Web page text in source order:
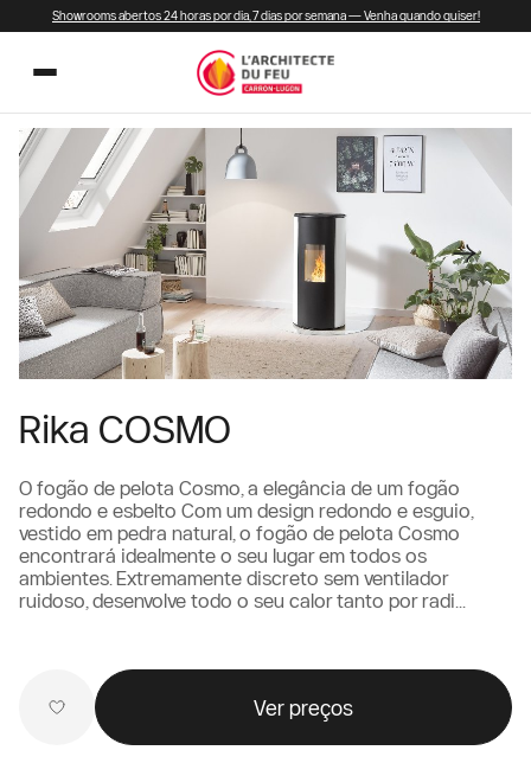
Showrooms abertos 24 horas por dia, 7 dias por semana — Venha quando quiser!
Rika COSMO
O fogão de pelota Cosmo, a elegância de um fogão
redondo e esbelto Com um design redondo e esguio,
vestido em pedra natural, o fogão de pelota Cosmo
encontrará idealmente o seu lugar em todos os
ambientes. Extremamente discreto sem ventilador
ruidoso, desenvolve todo o seu calor tanto por radi...
Ver preços